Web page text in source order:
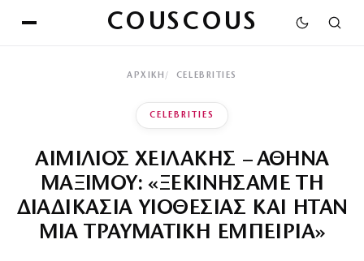
COUSCOUS
ΑΡΧΙΚΉ CELEBRITIES
CELEBRITIES
ΑΙΜΙΛΙΟΣ ΧΕΙΛΑΚΗΣ – ΑΘΗΝΑ
ΜΑΞΙΜΟΥ: «ΞΕΚΙΝΗΣΑΜΕ ΤΗ
ΔΙΑΔΙΚΑΣΙΑ ΥΙΟΘΕΣΙΑΣ ΚΑΙ ΗΤΑΝ
ΜΙΑ ΤΡΑΥΜΑΤΙΚΗ ΕΜΠΕΙΡΙΑ»